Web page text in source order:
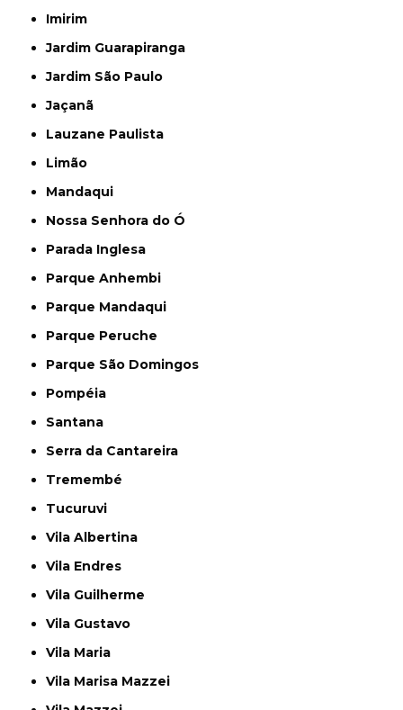
Imirim
Jardim Guarapiranga
Jardim São Paulo
Jaçanã
Lauzane Paulista
Limão
Mandaqui
Nossa Senhora do Ó
Parada Inglesa
Parque Anhembi
Parque Mandaqui
Parque Peruche
Parque São Domingos
Pompéia
Santana
Serra da Cantareira
Tremembé
Tucuruvi
Vila Albertina
Vila Endres
Vila Guilherme
Vila Gustavo
Vila Maria
Vila Marisa Mazzei